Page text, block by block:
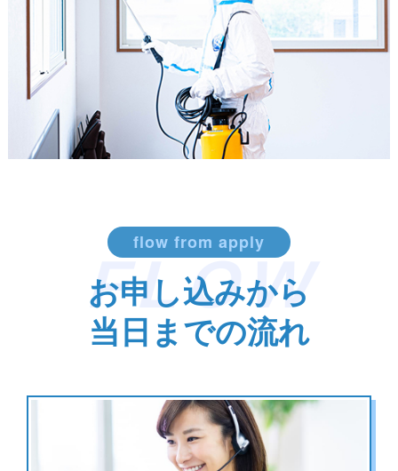
flow from apply
お申し込みから
当日までの流れ
FLOW